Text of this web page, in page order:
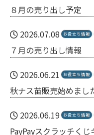
８月の売り出し予定
2026.07.08 お役立ち情報
７月の売り出し情報
2026.06.21 お役立ち情報
秋ナス苗販売始めまし
2026.06.19 お役立ち情報
PayPayスクラッチく